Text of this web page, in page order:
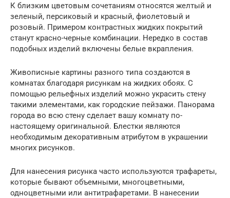
К близким цветовым сочетаниям относятся желтый и
зеленый, персиковый и красный, фиолетовый и
розовый. Примером контрастных жидких покрытий
станут красно-черные комбинации. Нередко в состав
подобных изделий включены белые вкрапления.
Живописные картины разного типа создаются в
комнатах благодаря рисункам на жидких обоях. С
помощью рельефных изделий можно украсить стену
такими элементами, как городские пейзажи. Панорама
города во всю стену сделает вашу комнату по-
настоящему оригинальной. Блестки являются
необходимым декоративным атрибутом в украшении
многих рисунков.
Для нанесения рисунка часто используются трафареты,
которые бывают объемными, многоцветными,
одноцветными или антитрафаретами. В нанесении